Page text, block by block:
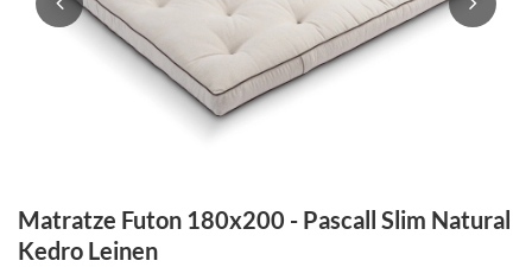
Matratze Futon 180x200 - Pascall Slim Natural
Kedro Leinen